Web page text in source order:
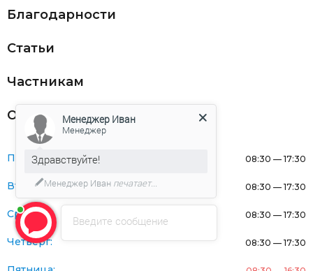
Благодарности
Статьи
Частникам
Оферта
Понедельник: 08:30 — 17:30
Вторник: 08:30 — 17:30
Среда: 08:30 — 17:30
Четверг: 08:30 — 17:30
Введите сообщение
Менеджер Иван
Менеджер
Здравствуйте!
Менеджер Иван печатает...